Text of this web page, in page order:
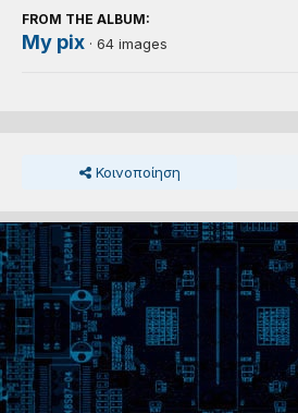
FROM THE ALBUM:
My pix · 64 images
Κοινοποίηση